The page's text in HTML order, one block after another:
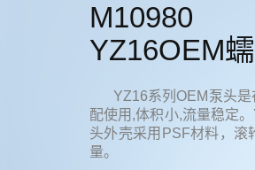
M10980
YZ16OEM
YZ16系列OEM泵头
配使用,体积小,流量稳定
头外壳采用PSF材料，滚
量。